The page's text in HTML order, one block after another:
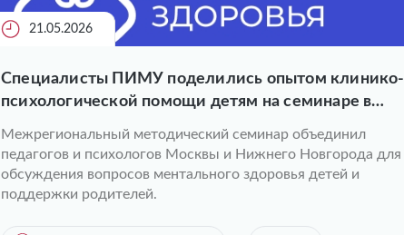
21.05.2026
Специалисты ПИМУ поделились опытом клинико-
психологической помощи детям на семинаре в
Межрегиональный методический семинар объединил
педагогов и психологов Москвы и Нижнего Новгорода для
обсуждения вопросов ментального здоровья детей и
поддержки родителей.